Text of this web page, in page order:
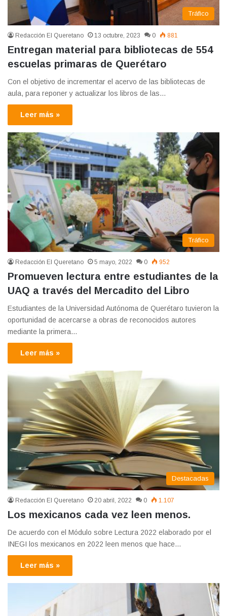
Tráfico
Redacción El Queretano 13 octubre, 2023 0 881
Entregan material para bibliotecas de 554
escuelas primaras de Querétaro
Con el objetivo de incrementar el acervo de las bibliotecas de
aula, para reponer y actualizar los libros de las…
Leer más »
Tráfico
Redacción El Queretano 5 mayo, 2022 0 952
Promueven lectura entre estudiantes de la
UAQ a través del Mercadito del Libro
Estudiantes de la Universidad Autónoma de Querétaro tuvieron la
oportunidad de acercarse a obras de reconocidos autores
mediante la primera…
Leer más »
Destacadas
Redacción El Queretano 20 abril, 2022 0 1.107
Los mexicanos cada vez leen menos.
De acuerdo con el Módulo sobre Lectura 2022 elaborado por el
INEGI los mexicanos en 2022 leen menos que hace…
Leer más »